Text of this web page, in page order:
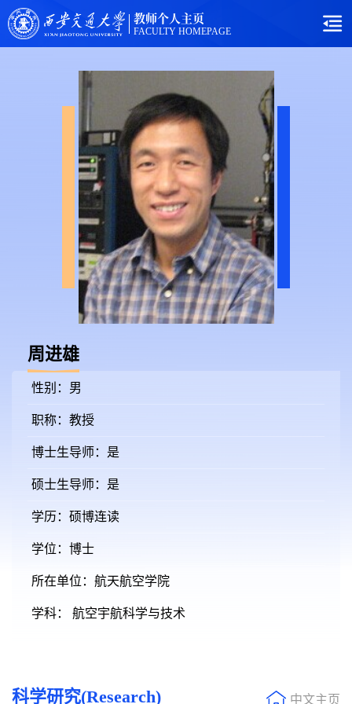
教师个人主页
FACULTY HOMEPAGE
周进雄
性别：男
职称：教授
博士生导师：是
硕士生导师：是
学历：硕博连读
学位：博士
所在单位：航天航空学院
学科： 航空宇航科学与技术
科学研究(Research) 中文主页